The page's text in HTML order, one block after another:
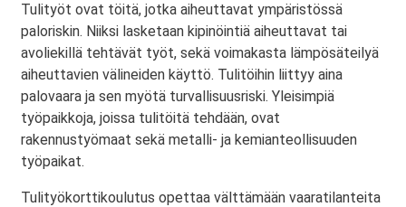
Tulityöt ovat töitä, jotka aiheuttavat ympäristössä
paloriskin. Niiksi lasketaan kipinöintiä aiheuttavat tai
avoliekillä tehtävät työt, sekä voimakasta lämpösäteilyä
aiheuttavien välineiden käyttö. Tulitöihin liittyy aina
palovaara ja sen myötä turvallisuusriski. Yleisimpiä
työpaikkoja, joissa tulitöitä tehdään, ovat
rakennustyömaat sekä metalli- ja kemianteollisuuden
työpaikat.
Tulityökorttikoulutus opettaa välttämään vaaratilanteita